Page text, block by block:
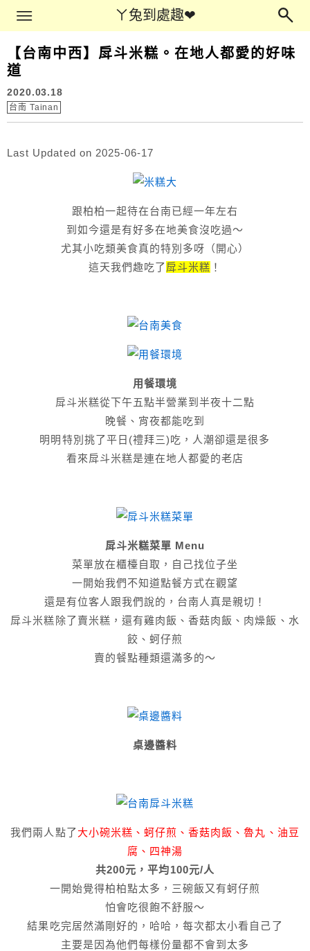
ㄚ兔到處趣❤
Main Menu
【台南中西】戽斗米糕。在地人都愛的好味
道
2020.03.18
台南 Tainan
Last Updated on 2025-06-17
跟柏柏一起待在台南已經一年左右
到如今還是有好多在地美食沒吃過～
尤其小吃類美食真的特別多呀（開心）
這天我們趣吃了 戽斗米糕 ！
用餐環境
戽斗米糕從下午五點半營業到半夜十二點
晚餐、宵夜都能吃到
明明特別挑了平日(禮拜三)吃，人潮卻還是很多
看來戽斗米糕是連在地人都愛的老店
戽斗米糕菜單 Menu
菜單放在櫃檯自取，自己找位子坐
一開始我們不知道點餐方式在觀望
還是有位客人跟我們說的，台南人真是親切！
戽斗米糕除了賣米糕，還有雞肉飯、香菇肉飯、肉燥飯、水
餃、蚵仔煎
賣的餐點種類還滿多的～
桌邊醬料
我們兩人點了 大小碗米糕、蚵仔煎、香菇肉飯、魯丸、油豆
腐、四神湯
共200元，平均100元/人
一開始覺得柏柏點太多，三碗飯又有蚵仔煎
怕會吃很飽不舒服～
結果吃完居然滿剛好的，哈哈，每次都太小看自己了
主要是因為他們每樣份量都不會到太多